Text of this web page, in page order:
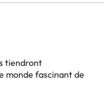
tiendront
monde fascinant de